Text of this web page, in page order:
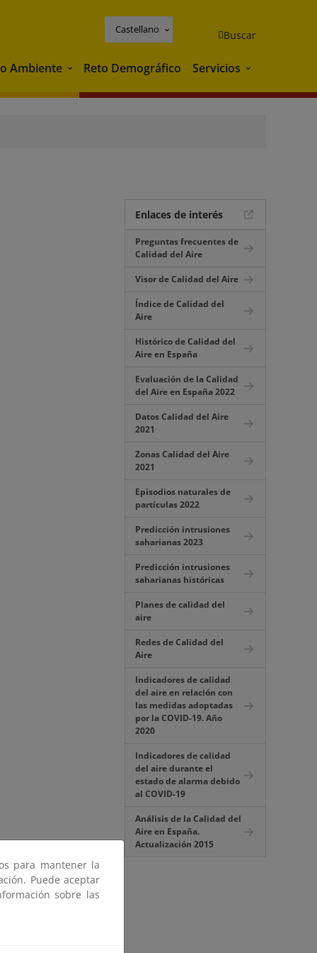
Castellano Buscar
Ambiente Medio Ambiente
Reto Demográfico Servicios Servicios
Enlaces de interés
Preguntas frecuentes de
Calidad del Aire
Visor de Calidad del Aire
Índice de Calidad del
Aire
Histórico de Calidad del
Aire en España
Evaluación de la Calidad
del Aire en España 2022
Datos Calidad del Aire
2021
Zonas Calidad del Aire
2021
Episodios naturales de
partículas 2022
Predicción intrusiones
saharianas 2023
Predicción intrusiones
saharianas históricas
Planes de calidad del
aire
Redes de Calidad del
Aire
Indicadores de calidad
del aire en relación con
las medidas adoptadas
por la COVID-19. Año
2020
Indicadores de calidad
del aire durante el
estado de alarma debido
al COVID-19
Análisis de la Calidad del
Aire en España.
Actualización 2015
para mantener la
Puede aceptar
sobre las